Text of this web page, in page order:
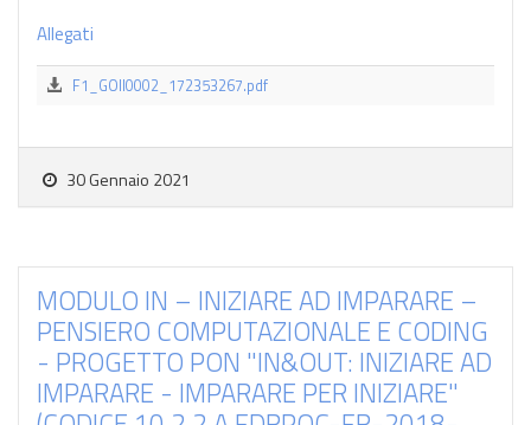
Allegati
F1_GOII0002_172353267.pdf
30 Gennaio 2021
MODULO IN – INIZIARE AD IMPARARE –
PENSIERO COMPUTAZIONALE E CODING
- PROGETTO PON "IN&OUT: INIZIARE AD
IMPARARE - IMPARARE PER INIZIARE"